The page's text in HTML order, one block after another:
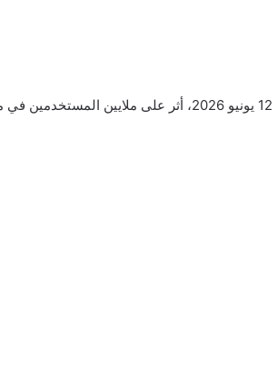
شهدت منصتا فيسبوك وماسنجر التابعتان لشركة ميتا عطلاً تقنياً